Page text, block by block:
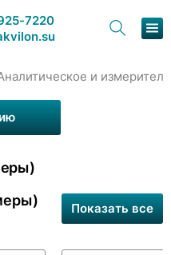
7220
Каталог
и
Показать все
портативные